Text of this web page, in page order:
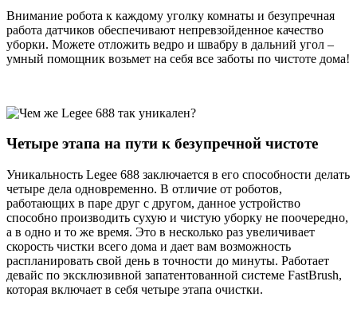
Внимание робота к каждому уголку комнаты и безупречная
работа датчиков обеспечивают непревзойденное качество
уборки. Можете отложить ведро и швабру в дальний угол –
умный помощник возьмет на себя все заботы по чистоте дома!
Четыре этапа на пути к безупречной чистоте
Уникальность Legee 688 заключается в его способности делать
четыре дела одновременно. В отличие от роботов,
работающих в паре друг с другом, данное устройство
способно производить сухую и чистую уборку не поочередно,
а в одно и то же время. Это в несколько раз увеличивает
скорость чистки всего дома и дает вам возможность
распланировать свой день в точности до минуты. Работает
девайс по эксклюзивной запатентованной системе FastBrush,
которая включает в себя четыре этапа очистки.